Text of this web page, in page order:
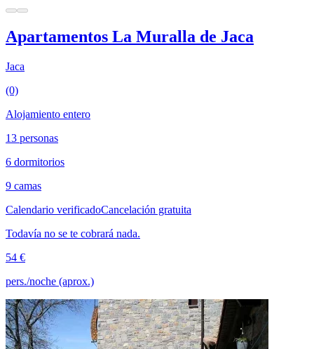
Apartamentos La Muralla de Jaca
Jaca
(0)
Alojamiento entero
13 personas
6 dormitorios
9 camas
Calendario verificadoCancelación gratuita
Todavía no se te cobrará nada.
54 €
pers./noche (aprox.)